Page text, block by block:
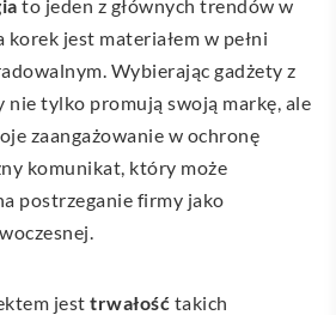
to jeden z głównych trendów w
korek jest materiałem w pełni
Wybierając gadżety z
nie tylko promują swoją markę, ale
zaangażowanie w ochronę
komunikat, który może
postrzeganie firmy jako
jest trwałość takich